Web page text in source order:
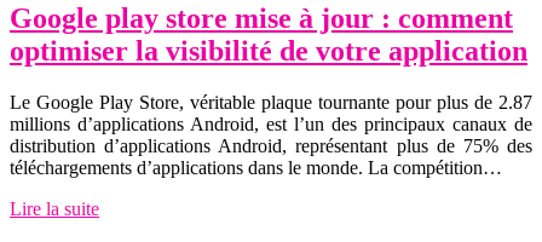
Google play store mise à jour : comment
optimiser la visibilité de votre application
Le Google Play Store, véritable plaque tournante pour plus de 2.87
millions d’applications Android, est l’un des principaux canaux de
distribution d’applications Android, représentant plus de 75% des
téléchargements d’applications dans le monde. La compétition…
Lire la suite